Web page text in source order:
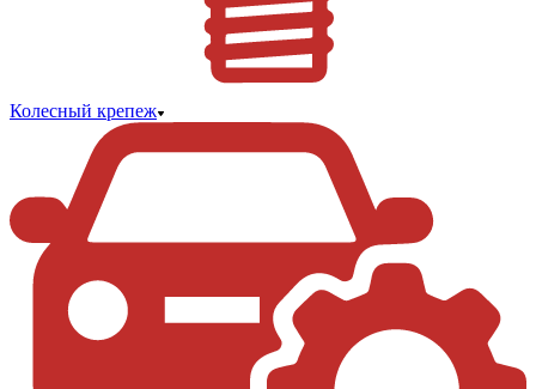
Колесный крепеж